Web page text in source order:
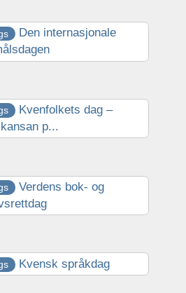
Den internasjonale
Kvenfolkets dag –
p...
Verdens bok- og
Kvensk språkdag